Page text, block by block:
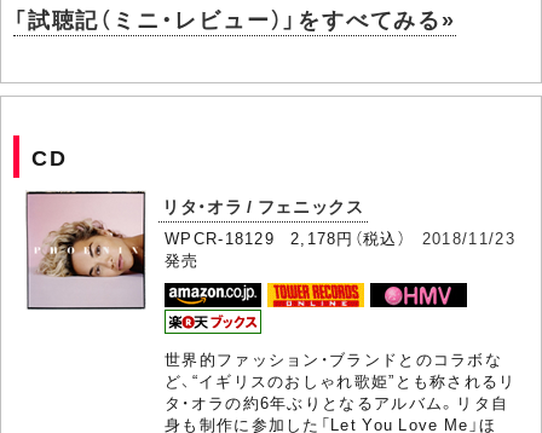
「試聴記（ミニ・レビュー）」をすべてみる»
CD
リタ・オラ / フェニックス
WPCR-18129 2,178円（税込） 2018/11/23
発売
世界的ファッション・ブランドとのコラボな
ど、“イギリスのおしゃれ歌姫”とも称されるリ
タ・オラの約6年ぶりとなるアルバム。リタ自
身も制作に参加した「Let You Love Me」ほ